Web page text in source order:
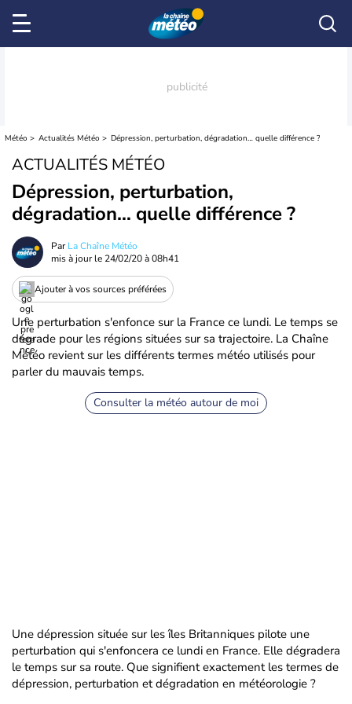
Météo Actualités Météo Dépression, perturbation, dégradation… quelle différence ?
ACTUALITÉS MÉTÉO
Dépression, perturbation,
dégradation… quelle différence ?
ParLa Chaîne Météo
mis à jour le 24/02/20 à 08h41
Ajouter à vos sources préférées
Une perturbation s'enfonce sur la France ce lundi. Le temps se
dégrade pour les régions situées sur sa trajectoire. La Chaîne
Météo revient sur les différents termes météo utilisés pour
parler du mauvais temps.
Consulter la météo autour de moi
Une dépression située sur les îles Britanniques pilote une
perturbation qui s'enfoncera ce lundi en France. Elle dégradera
le temps sur sa route. Que signifient exactement les termes de
dépression, perturbation et dégradation en météorologie ?